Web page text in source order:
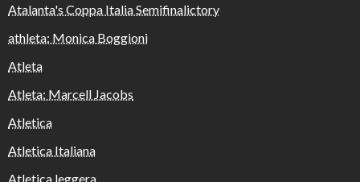
Atalanta's Coppa Italia Semifinalictory
athleta: Monica Boggioni
Atleta
Atleta: Marcell Jacobs
Atletica
Atletica Italiana
Atletica leggera